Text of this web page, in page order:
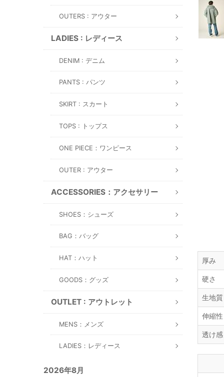
OUTERS : アウター
LADIES : レディース
DENIM : デニム
PANTS : パンツ
SKIRT : スカート
TOPS : トップス
ONE PIECE：ワンピース
OUTER : アウター
ACCESSORIES：アクセサリー
SHOES：シューズ
BAG：バッグ
HAT：ハット
GOODS：グッズ
OUTLET : アウトレット
MENS：メンズ
LADIES：レディース
2026年8月
厚み
硬さ
生地
伸縮性
透け感